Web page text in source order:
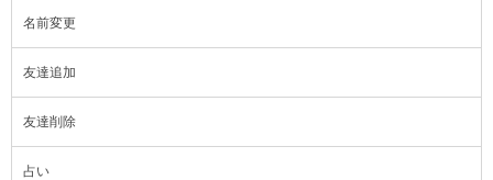
名前変更
友達追加
友達削除
占い